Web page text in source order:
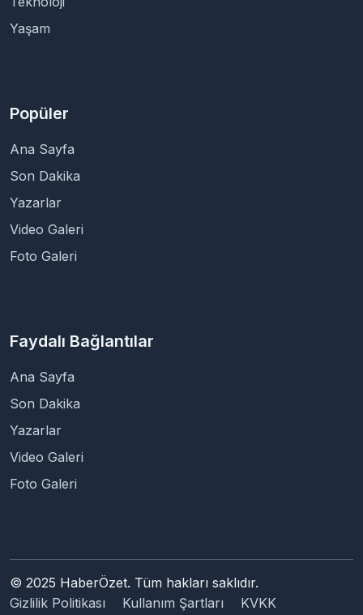
Yaşam
Popüler
Ana Sayfa
Son Dakika
Yazarlar
Video Galeri
Foto Galeri
Faydalı Bağlantılar
Ana Sayfa
Son Dakika
Yazarlar
Video Galeri
Foto Galeri
© 2025 HaberÖzet. Tüm hakları saklıdır.
Gizlilik Politikası
Kullanım Şartları KVKK